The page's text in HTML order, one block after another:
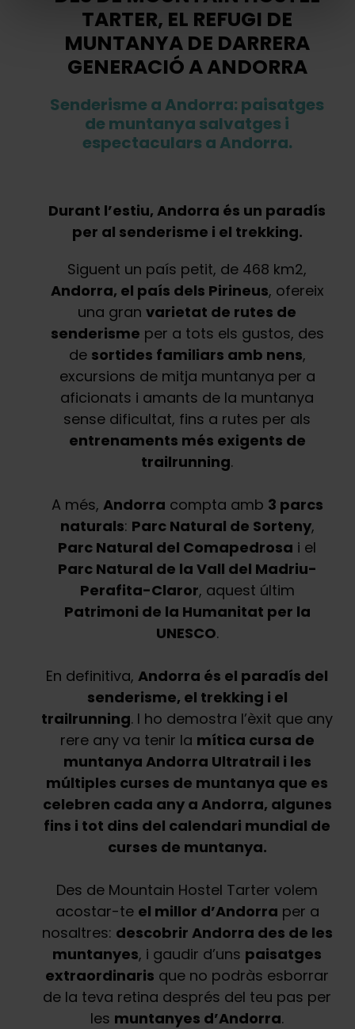
TARTER, EL REFUGI DE
MUNTANYA DE DARRERA
GENERACIÓ A ANDORRA
Senderisme a Andorra: paisatges
de muntanya salvatges i
espectaculars a Andorra.
Durant l’estiu, Andorra és un paradís
per al senderisme i el trekking.
Siguent un país petit, de 468 km2,
Andorra, el país dels Pirineus, ofereix
una gran varietat de rutes de
senderisme per a tots els gustos, des
de sortides familiars amb nens,
excursions de mitja muntanya per a
aficionats i amants de la muntanya
sense dificultat, fins a rutes per als
entrenaments més exigents de
trailrunning.
A més, Andorra compta amb 3 parcs
naturals: Parc Natural de Sorteny,
Parc Natural del Comapedrosa i el
Parc Natural de la Vall del Madriu-
Perafita-Claror, aquest últim
Patrimoni de la Humanitat per la
UNESCO.
En definitiva, Andorra és el paradís del
senderisme, el trekking i el
trailrunning. I ho demostra l’èxit que any
rere any va tenir la mítica cursa de
muntanya Andorra Ultratrail i les
múltiples curses de muntanya que es
celebren cada any a Andorra, algunes
fins i tot dins del calendari mundial de
curses de muntanya.
Des de Mountain Hostel Tarter volem
acostar-te el millor d’Andorra per a
nosaltres: descobrir Andorra des de les
muntanyes, i gaudir d’uns paisatges
extraordinaris que no podràs esborrar
de la teva retina després del teu pas per
les muntanyes d’Andorra.